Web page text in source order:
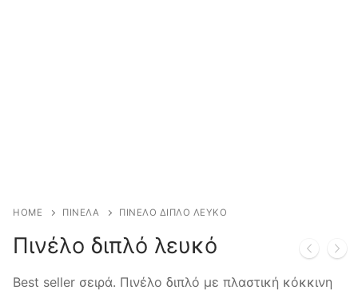
HOME ΠΙΝΕΛΑ ΠΙΝΕΛΟ ΔΙΠΛΟ ΛΕΥΚΟ
Πινέλο διπλό λευκό
Best seller σειρά. Πινέλο διπλό με πλαστική κόκκινη